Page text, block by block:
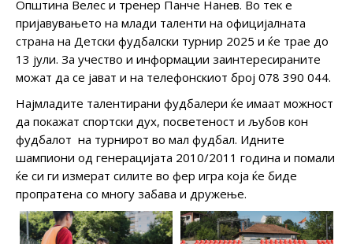
Општина Велес и тренер Панче Нанев. Во тек е
пријавувањето на млади таленти на официјалната
страна на Детски фудбалски турнир 2025 и ќе трае до
13 јули. За учество и информации заинтересираните
можат да се јават и на телефонскиот број 078 390 044.
Најмладите талентирани фудбалери ќе имаат можност
да покажат спортски дух, посветеност и љубов кон
фудбалот на турнирот во мал фудбал. Идните
шампиони од генерацијата 2010/2011 година и помали
ќе си ги измерат силите во фер игра која ќе биде
пропратена со многу забава и дружење.